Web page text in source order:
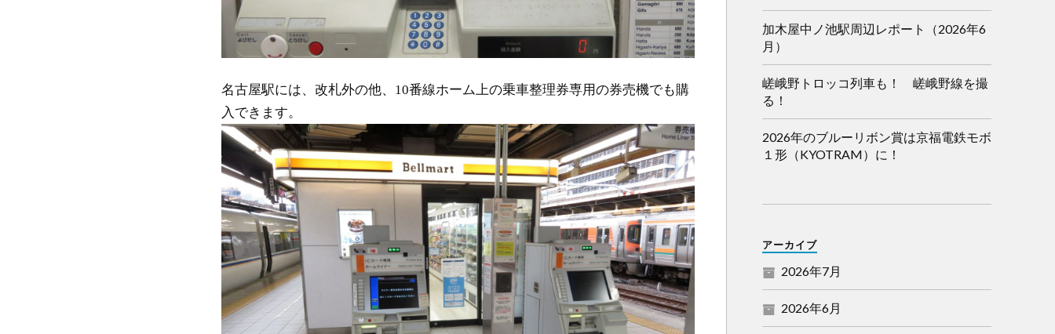
名古屋駅には、改札外の他、10番線ホーム上の乗車整理券専用の券売機でも購
入できます。
加木屋中ノ池駅周辺レポート（2026年6
月）
嵯峨野トロッコ列車も！ 嵯峨野線を撮
る！
2026年のブルーリボン賞は京福電鉄モボ
１形（KYOTRAM）に！
アーカイブ
2026年7月
2026年6月